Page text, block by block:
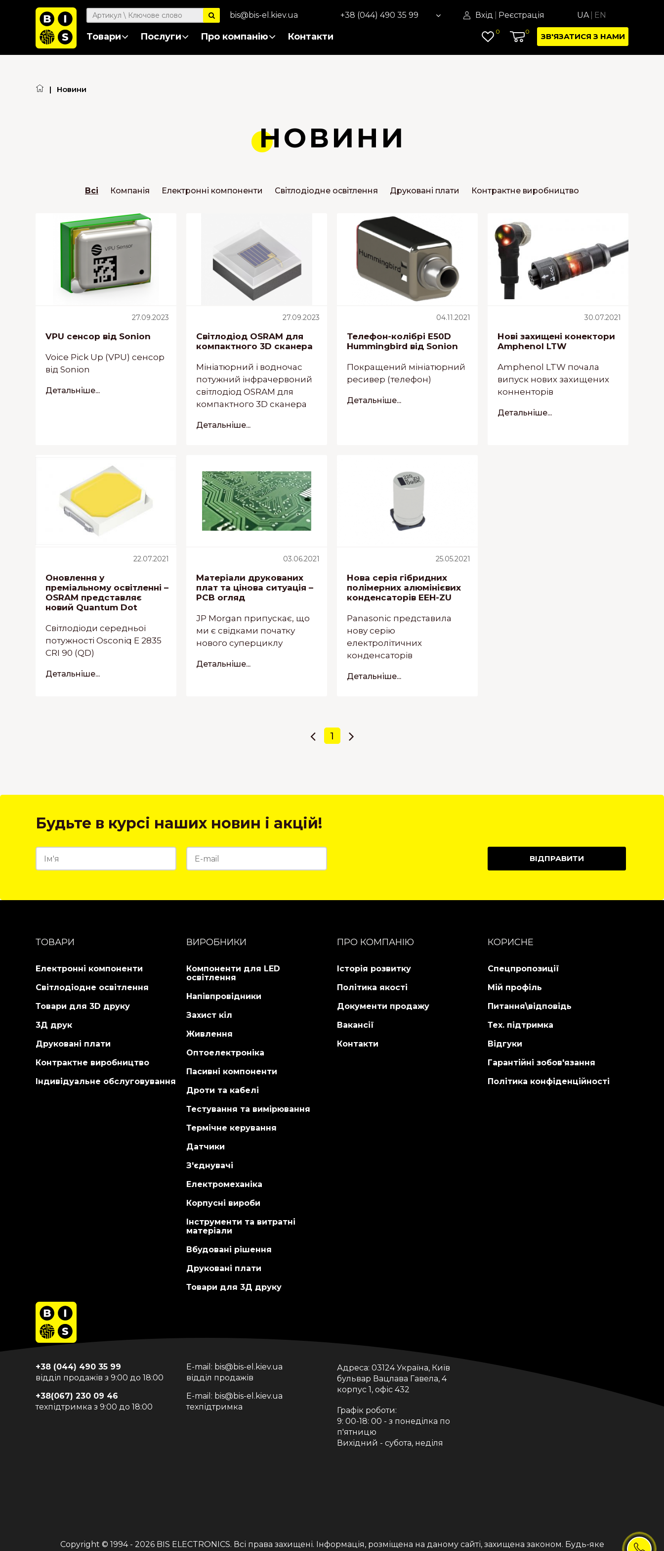
bis@bis-el.kiev.ua +38 (044) 490 35 99 Вхід Реєстрація UA EN
Товари Послуги Про компанію Контакти 0 0
ЗВ'ЯЗАТИСЯ З НАМИ
| Новини
НОВИНИ
Всі Компанія Електронні компоненти Світлодіодне освітлення Друковані плати Контрактне виробництво
27.09.2023
VPU сенсор від Sonion
Voice Pick Up (VPU) сенсор
від Sonion
Детальніше...
27.09.2023
Світлодіод OSRAM для
компактного 3D сканера
Мініатюрний і водночас
потужний інфрачервоний
світлодіод OSRAM для
компактного 3D сканера
Детальніше...
04.11.2021
Телефон-колібрі E50D
Hummingbird від Sonion
Покращений мініатюрний
ресивер (телефон)
Детальніше...
30.07.2021
Нові захищені конектори
Amphenol LTW
Amphenol LTW почала
випуск нових захищених
конненторів
Детальніше...
22.07.2021
Оновлення у
преміальному освітленні –
OSRAM представляє
новий Quantum Dot
Світлодіоди середньої
потужності Osconiq E 2835
CRI 90 (QD)
Детальніше...
03.06.2021
Матеріали друкованих
плат та цінова ситуація –
PCB огляд
JP Morgan припускає, що
ми є свідками початку
нового суперциклу
Детальніше...
25.05.2021
Нова серія гібридних
полімерних алюмінієвих
конденсаторів EEH-ZU
Panasonic представила
нову серію
електролітичних
конденсаторів
Детальніше...
1
Будьте в курсі наших новин і акцій!
ВІДПРАВИТИ
ТОВАРИ
Електронні компоненти
Світлодіодне освітлення
Товари для 3D друку
3Д друк
Друковані плати
Контрактне виробництво
Індивідуальне обслуговування
ВИРОБНИКИ
Компоненти для LED
освітлення
Напівпровідники
Захист кіл
Живлення
Оптоелектроніка
Пасивні компоненти
Дроти та кабелі
Тестування та вимірювання
Термічне керування
Датчики
З'єднувачі
Електромеханіка
Корпусні вироби
Інструменти та витратні
матеріали
Вбудовані рішення
Друковані плати
Товари для 3Д друку
ПРО КОМПАНІЮ
Історія розвитку
Політика якості
Документи продажу
Вакансії
Контакти
КОРИСНЕ
Спецпропозиції
Мій профіль
Питання\відповідь
Тех. підтримка
Відгуки
Гарантійні зобов'язання
Політика конфіденційності
+38 (044) 490 35 99
відділ продажів з 9:00 до 18:00
+38(067) 230 09 46
техпідтримка з 9:00 до 18:00
E-mail: bis@bis-el.kiev.ua
відділ продажів
E-mail: bis@bis-el.kiev.ua
техпідтримка
Адреса: 03124 Україна, Київ
бульвар Вацлава Гавела, 4
корпус 1, офіс 432
Графік роботи:
9: 00-18: 00 - з понеділка по
п'ятницю
Вихідний - субота, неділя
Copyright © 1994 - 2026 BIS ELECTRONICS. Всі права захищені. Інформація, розміщена на даному сайті, захищена законом. Будь-яке